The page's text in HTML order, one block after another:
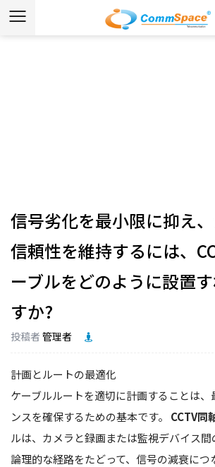
信号劣化を最小限に抑え
信頼性を維持するには、
ーブルをどのように設置
すか?
投稿者 管理者
計画とルートの最適化
ケーブルルートを適切に計画することは
ンスを確保するための基本です。 CCTV同
ルは、カメラと録画または監視デバイス
論理的な経路をたどって、信号の減衰につ